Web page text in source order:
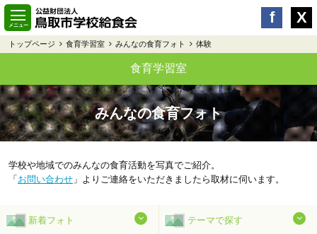
トップページ 食育学習室 みんなの食育フォト 体験
食育学習室
みんなの食育フォト
学校や地域でのみんなの食育活動を写真でご紹介。
「 お問い合わせ 」よりご連絡をいただきましたら取材に伺います。
新着フォト テーマで探す